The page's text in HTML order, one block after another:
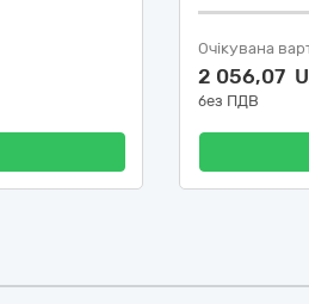
Очікувана
2 056,07
без ПДВ